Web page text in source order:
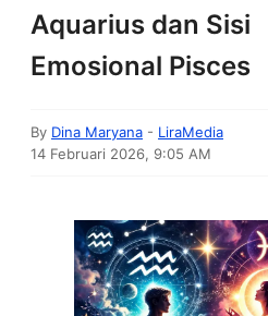
Aquarius dan Sisi
Emosional Pisces
By Dina Maryana - LiraMedia
14 Februari 2026, 9:05 AM